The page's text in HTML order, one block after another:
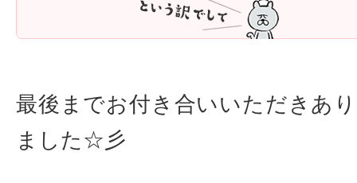
最後までお付き合いいただきあ
ました☆彡